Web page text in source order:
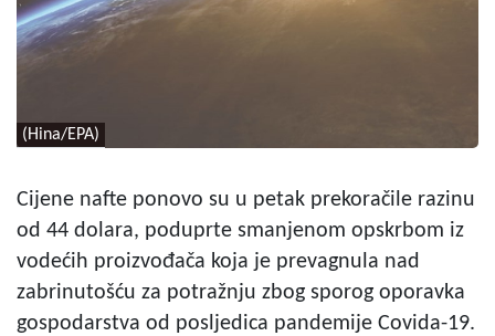
(Hina/EPA)
Cijene nafte ponovo su u petak prekoračile razinu
od 44 dolara, poduprte smanjenom opskrbom iz
vodećih proizvođača koja je prevagnula nad
zabrinutošću za potražnju zbog sporog oporavka
gospodarstva od posljedica pandemije Covida-19.